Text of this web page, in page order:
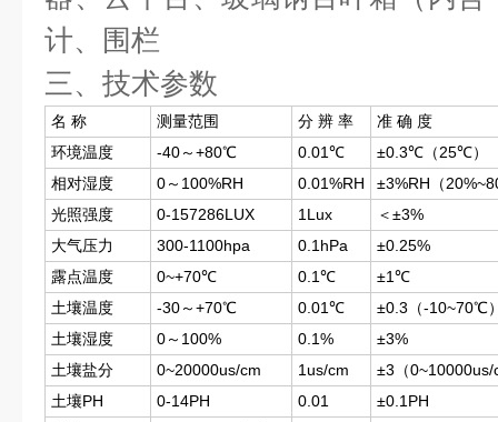
计、围栏
三、技术参数
名 称 测量范围 分 辨 率
准 确 度
环境温度
-40～+80℃ 0.01℃
±0.3℃（25℃）
相对湿度
0～100%RH 0.01%RH
±3%RH（
光照强度
0-157286LUX 1Lux
＜±3%
大气压力
300-1100hpa 0.1hPa
±0.25%
露点温度
0~+70℃ 0.1℃
±1℃
土壤温度
-30～+70℃ 0.01℃
±0.3（-10~70℃
土壤湿度
0～100% 0.1%
±3%
土壤盐分
0~20000us/cm 1us/cm
±3（0~10000us/
土壤PH
0-14PH 0.01
±0.1PH